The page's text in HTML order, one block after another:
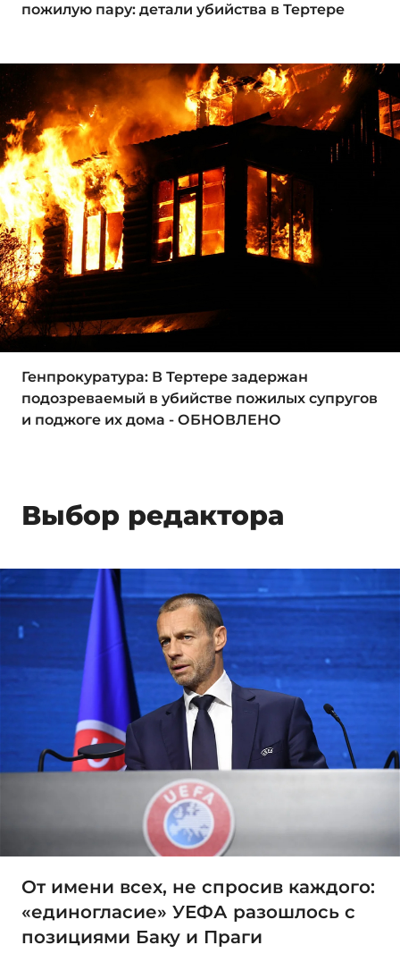
пожилую пару: детали убийства в Тертере
Генпрокуратура: В Тертере задержан
подозреваемый в убийстве пожилых супругов
и поджоге их дома - ОБНОВЛЕНО
Выбор редактора
От имени всех, не спросив каждого:
«единогласие» УЕФА разошлось с
позициями Баку и Праги